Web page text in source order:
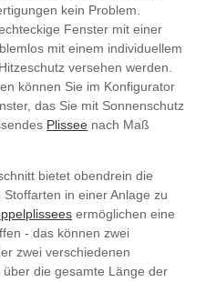
kein Problem.
Fenster mit einer
mit einem individuellem
versehen werden.
können Sie im Konfigurator
das Sie mit Sonnenschutz
Plissee nach Maß
bietet obendrein die
in einer Anlage zu
ermöglichen eine
- das können zwei
zwei verschiedenen
die gesamte Länge der